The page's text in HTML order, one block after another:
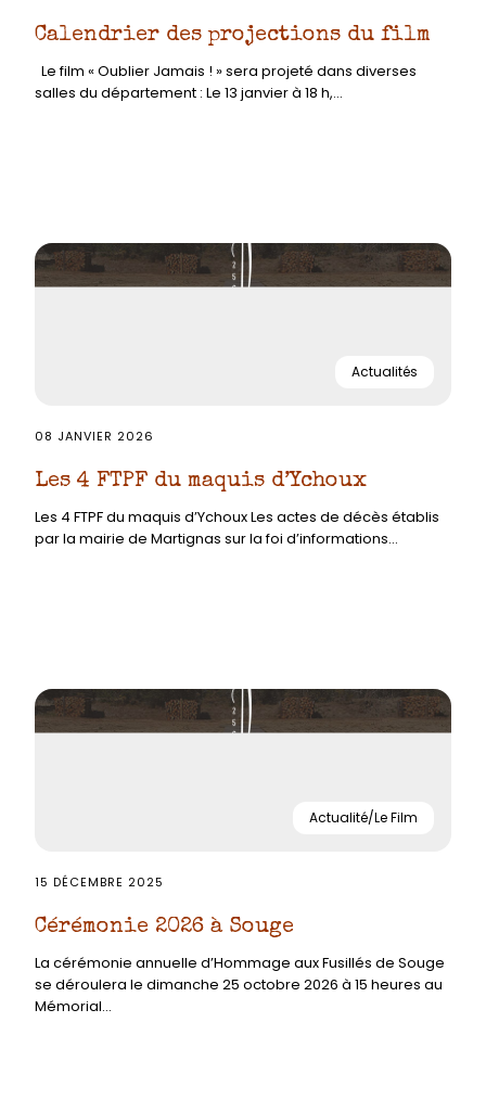
Calendrier des projections du film
Le film « Oublier Jamais ! » sera projeté dans diverses
salles du département : Le 13 janvier à 18 h,...
Actualités
08 JANVIER 2026
Les 4 FTPF du maquis d’Ychoux
Les 4 FTPF du maquis d’Ychoux Les actes de décès établis
par la mairie de Martignas sur la foi d’informations...
Actualité/Le Film
15 DÉCEMBRE 2025
Cérémonie 2026 à Souge
La cérémonie annuelle d’Hommage aux Fusillés de Souge
se déroulera le dimanche 25 octobre 2026 à 15 heures au
Mémorial...